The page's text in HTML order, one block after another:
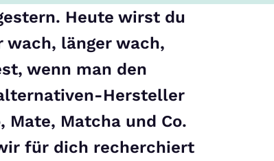
Heute wirst du
wach, länger wach,
wenn man den
Hersteller
Mate, Matcha und Co.
für dich recherchiert